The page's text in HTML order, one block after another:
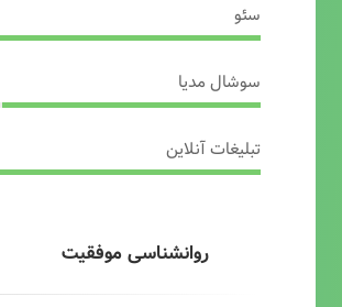
سئو
سوشال مدیا
تبلیغات آنلاین
روانشناسی موفقیت